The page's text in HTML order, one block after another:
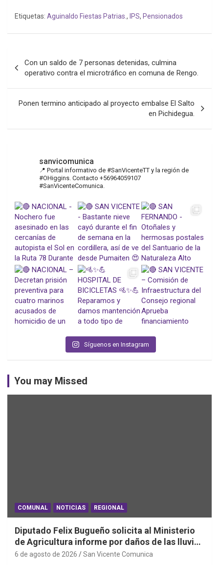
Etiquetas: Aguinaldo Fiestas Patrias. , IPS, Pensionados
de
entradas
Con un saldo de 7 personas detenidas, culmina
operativo contra el microtráfico en comuna de Rengo.
Ponen termino anticipado al proyecto embalse El Salto
en Pichidegua.
sanvicomunica
📍 Portal informativo de #SanVicenteTT y la región de
#OHiggins. Contacto +56964059107
#SanVicenteComunica.
Síguenos en Instagram
You may Missed
COMUNAL NOTICIAS REGIONAL
Diputado Felix Bugueño solicita al Ministerio
de Agricultura informe por daños de las lluvias
en la Región de O´Higgins
6 de agosto de 2026 San Vicente Comunica